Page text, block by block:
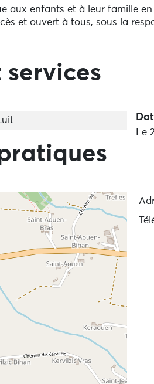
aux enfants et à leur famille
et ouvert à tous, sous la
Le